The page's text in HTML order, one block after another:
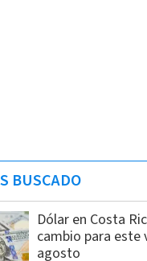
BUSCADO
Dólar en Costa
cambio para este
agosto